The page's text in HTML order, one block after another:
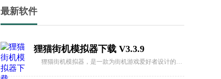
最新软件
狸猫街机模拟器下载 V3.3.9
狸猫街机模拟器，是一款为街机游戏爱好者设计的顶级游戏平台！我们汇集了数百款经典街机游戏，让你重温那些令人难忘的游戏记忆。无论你是热爱经典游戏还是新一代的游戏探索者，我们的模拟器都能满足你的需求。